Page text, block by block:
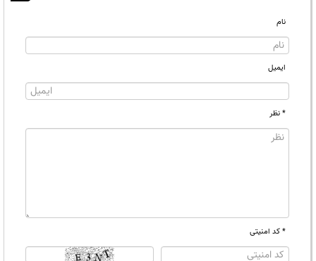
نام
ایمیل
* نظر
* کد امنیتی